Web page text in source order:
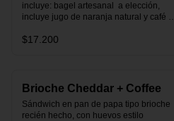
incluye: bagel artesanal  a elección,
incluye jugo de naranja natural y café o
$17.200
Brioche Cheddar + Coffee
Sándwich en pan de papa tipo brioche
recién hecho, con huevos estilo